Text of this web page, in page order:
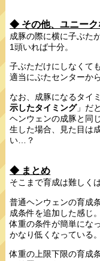
◆ その他、ユニーク
成豚の際に横に子ぶた
1頭いれば十分。
子ぶただけにしなくて
適当にぶたセンターか
なお、成豚になるタイ
示したタイミング」だ
ヘンウェンの成豚と同
生した場合、見た目は
い…？
◆ まとめ
そこまで育成は難しく
普通ヘンウェンの育成
成条件を追加した感じ。
体重の条件が簡単にな
かなり低くなっている。
体重の上限下限の育成